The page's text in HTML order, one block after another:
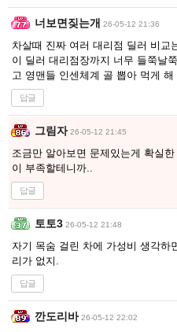
너보면짖는개 26-05-12 21:36
차살때 진짜 여러 대리점 딜러 비교
이 딜러 대리점장까지 너무 들쭉날
고 영맨들 인센체계 골 뽑아 먹게 해
답글
그림자 26-05-12 21:45
조금만 알아보면 문제있는게 확실
이 부족할테니까..
답글
토토3 26-05-12 21:48
자기 목숨 걸린 차에 가성비 생각하
리가 없지.
답글
깐도리바 26-05-12 22:02